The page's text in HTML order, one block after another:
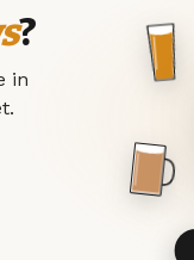
?
in